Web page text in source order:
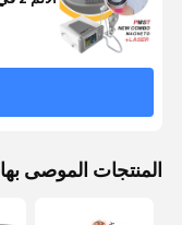
المنتجات الموصى بها